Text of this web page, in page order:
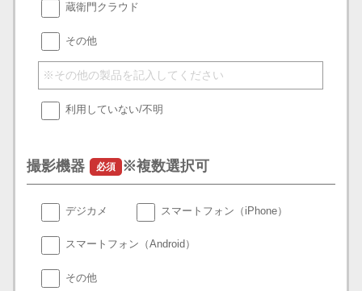
蔵衛門クラウド
その他
利用していない/不明
撮影機器 必須 ※複数選択可
デジカメ スマートフォン（iPhone）
スマートフォン（Android）
その他